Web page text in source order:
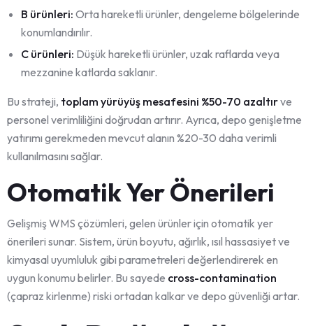
B ürünleri: Orta hareketli ürünler, dengeleme bölgelerinde
konumlandırılır.
C ürünleri: Düşük hareketli ürünler, uzak raflarda veya
mezzanine katlarda saklanır.
Bu strateji, toplam yürüyüş mesafesini %50-70 azaltırve
personel verimliliğini doğrudan artırır. Ayrıca, depo genişletme
yatırımı gerekmeden mevcut alanın %20-30 daha verimli
kullanılmasını sağlar.
Otomatik Yer Önerileri
Gelişmiş WMS çözümleri, gelen ürünler için otomatik yer
önerileri sunar. Sistem, ürün boyutu, ağırlık, ısıl hassasiyet ve
kimyasal uyumluluk gibi parametreleri değerlendirerek en
uygun konumu belirler. Bu sayede cross-contamination
(çapraz kirlenme) riski ortadan kalkar ve depo güvenliği artar.